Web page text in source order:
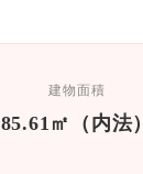
建物面積
85.61㎡（内法）